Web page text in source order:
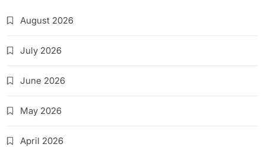
August 2026
July 2026
June 2026
May 2026
April 2026